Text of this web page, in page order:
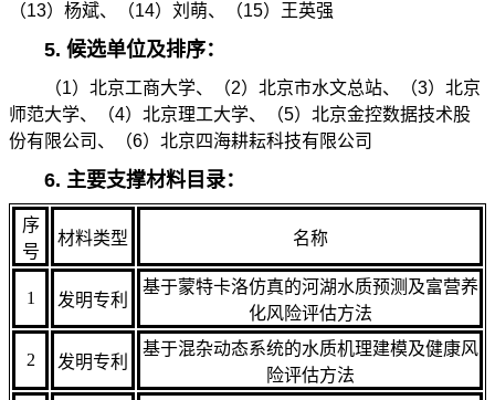
（13）杨斌、（14）刘萌、（15）王英强
5. 候选单位及排序：
（1）北京工商大学、（2）北京市水文总站、（3）北京
师范大学、（4）北京理工大学、（5）北京金控数据技术股
份有限公司、（6）北京四海耕耘科技有限公司
6. 主要支撑材料目录：
序
号
材料类型 名称
1 发明专利
基于蒙特卡洛仿真的河湖水质预测及富营养
化风险评估方法
2 发明专利
基于混杂动态系统的水质机理建模及健康风
险评估方法